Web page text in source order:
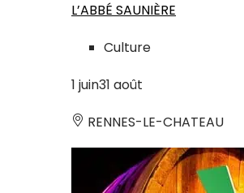
L’ABBÉ SAUNIÈRE
Culture
1 juin31 août
RENNES-LE-CHATEAU